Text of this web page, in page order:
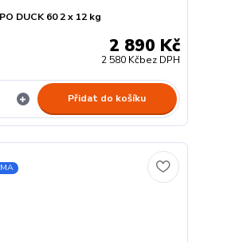
DUCK 60 2 x 12 kg
2 890 Kč
2 580 Kčbez DPH
Přidat do košíku